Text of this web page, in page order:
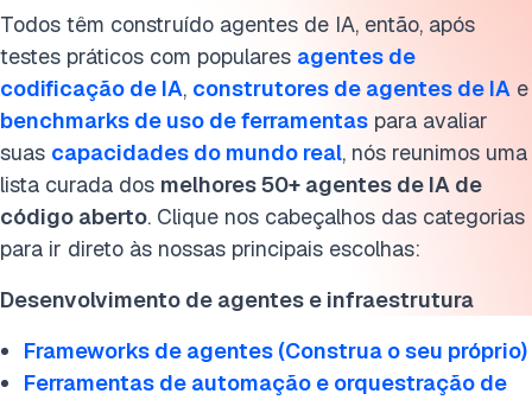
Todos têm construído agentes de IA, então, após
testes práticos com populares agentes de
codificação de IA, construtores de agentes de IA e
benchmarks de uso de ferramentas para avaliar
suas capacidades do mundo real, nós reunimos uma
lista curada dos melhores 50+ agentes de IA de
código aberto. Clique nos cabeçalhos das categorias
para ir direto às nossas principais escolhas:
Desenvolvimento de agentes e infraestrutura
Frameworks de agentes (Construa o seu próprio)
Ferramentas de automação e orquestração de
4. Agentes de codificação e desenvolvimento
5. Agentes de cibersegurança
6. Agentes de criação de conteúdo de vídeo com IA
7. Agentes financeiros
8. Agentes de saúde
11. Agentes de assistência pessoal